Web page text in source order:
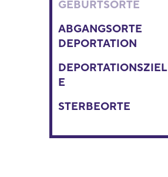
GEBURTSORTE
ABGANGSORTE
DEPORTATION
DEPORTATIONSZIEL
E
STERBEORTE